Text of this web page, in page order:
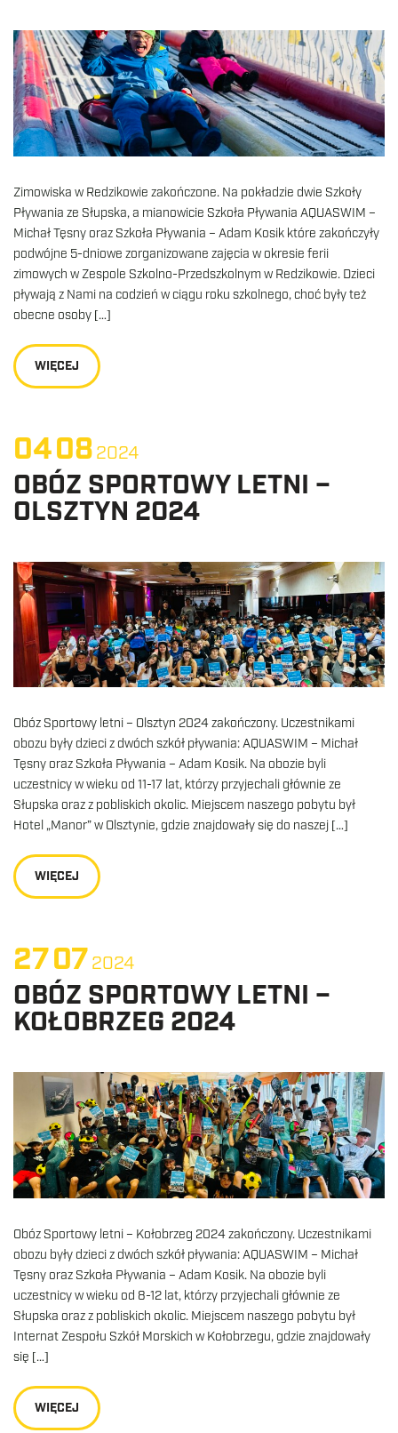
Zimowiska w Redzikowie zakończone. Na pokładzie dwie Szkoły
Pływania ze Słupska, a mianowicie Szkoła Pływania AQUASWIM –
Michał Tęsny oraz Szkoła Pływania – Adam Kosik które zakończyły
podwójne 5-dniowe zorganizowane zajęcia w okresie ferii
zimowych w Zespole Szkolno-Przedszkolnym w Redzikowie. Dzieci
pływają z Nami na codzień w ciągu roku szkolnego, choć były też
obecne osoby […]
WIĘCEJ
04082024
OBÓZ SPORTOWY LETNI –
OLSZTYN 2024
Obóz Sportowy letni – Olsztyn 2024 zakończony. Uczestnikami
obozu były dzieci z dwóch szkół pływania: AQUASWIM – Michał
Tęsny oraz Szkoła Pływania – Adam Kosik. Na obozie byli
uczestnicy w wieku od 11-17 lat, którzy przyjechali głównie ze
Słupska oraz z pobliskich okolic. Miejscem naszego pobytu był
Hotel „Manor” w Olsztynie, gdzie znajdowały się do naszej […]
WIĘCEJ
27072024
OBÓZ SPORTOWY LETNI –
KOŁOBRZEG 2024
Obóz Sportowy letni – Kołobrzeg 2024 zakończony. Uczestnikami
obozu były dzieci z dwóch szkół pływania: AQUASWIM – Michał
Tęsny oraz Szkoła Pływania – Adam Kosik. Na obozie byli
uczestnicy w wieku od 8-12 lat, którzy przyjechali głównie ze
Słupska oraz z pobliskich okolic. Miejscem naszego pobytu był
Internat Zespołu Szkół Morskich w Kołobrzegu, gdzie znajdowały
się […]
WIĘCEJ